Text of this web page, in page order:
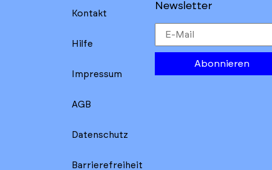
Kontakt
Hilfe
Impressum
AGB
Datenschutz
Barrierefreiheit
Newsletter
Abonnieren